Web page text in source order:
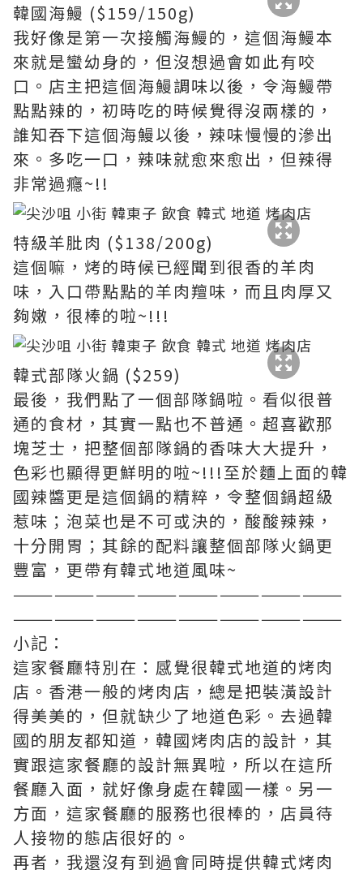
韓國海鰻 ($159/150g)
我好像是第一次接觸海鰻的，這個海鰻本
來就是蠻幼身的，但沒想過會如此有咬
口。店主把這個海鰻調味以後，令海鰻帶
點點辣的，初時吃的時候覺得沒兩樣的，
誰知吞下這個海鰻以後，辣味慢慢的滲出
來。多吃一口，辣味就愈來愈出，但辣得
非常過癮~!!
特級羊肶肉 ($138/200g)
這個嘛，烤的時候已經聞到很香的羊肉
味，入口帶點點的羊肉羶味，而且肉厚又
夠嫩，很棒的啦~!!!
韓式部隊火鍋 ($259)
最後，我們點了一個部隊鍋啦。看似很普
通的食材，其實一點也不普通。超喜歡那
塊芝士，把整個部隊鍋的香味大大提升，
色彩也顯得更鮮明的啦~!!!至於麵上面的韓
國辣醬更是這個鍋的精粹，令整個鍋超級
惹味；泡菜也是不可或決的，酸酸辣辣，
十分開胃；其餘的配料讓整個部隊火鍋更
豐富，更帶有韓式地道風味~
————————————————————————
————————————————————————
小記：
這家餐廳特別在：感覺很韓式地道的烤肉
店。香港一般的烤肉店，總是把裝潢設計
得美美的，但就缺少了地道色彩。去過韓
國的朋友都知道，韓國烤肉店的設計，其
實跟這家餐廳的設計無異啦，所以在這所
餐廳入面，就好像身處在韓國一樣。另一
方面，這家餐廳的服務也很棒的，店員待
人接物的態店很好的。
再者，我還沒有到過會同時提供韓式烤肉